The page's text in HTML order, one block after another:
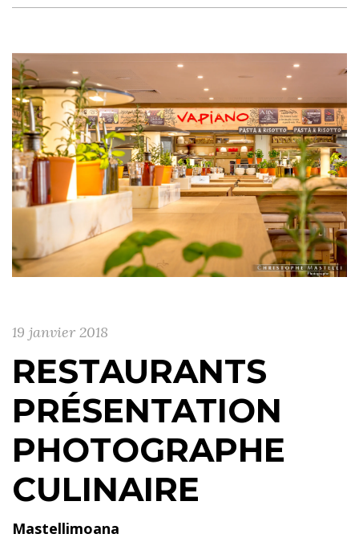
19 janvier 2018
RESTAURANTS
PRÉSENTATION
PHOTOGRAPHE
CULINAIRE
Mastellimoana